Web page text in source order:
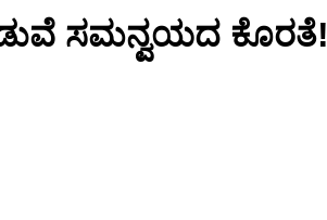
ಸಮನ್ವಯದ ಕೊರತೆ!